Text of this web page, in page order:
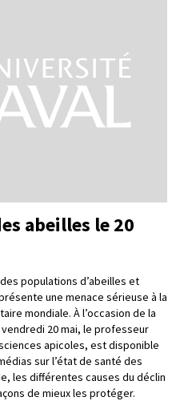
abeilles le 20
populations d’abeilles et
une menace sérieuse à la
mondiale. À l’occasion de la
20 mai, le professeur
apicoles, est disponible
sur l’état de santé des
les différentes causes du déclin
de mieux les protéger.